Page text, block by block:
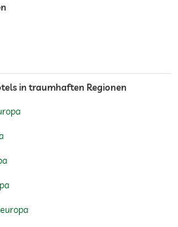
Gesichtsbehandlung
in traumhaften Regionen